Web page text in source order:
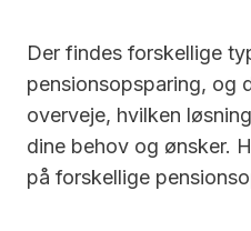
Der findes forskellige
pensionsopsparing, og
overveje, hvilken
dine behov og ønsker.
på forskellige